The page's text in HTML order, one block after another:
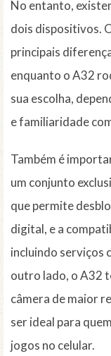
No entanto,
dois dispositivos.
principais
enquanto o A32
sua escolha,
e familiaridade
Também é
um conjunto
que permite
digital, e a
incluindo serviços
outro lado, o A32
câmera de maior
ser ideal para
jogos no celular.